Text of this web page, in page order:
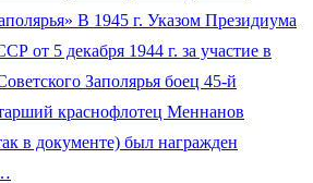
В 1945 г. Указом Президиума
от 5 декабря 1944 г. за участие в
Заполярья боец 45-й
краснофлотец Меннанов
в документе) был награжден